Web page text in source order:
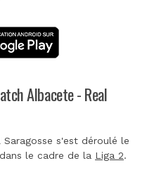
Albacete - Real
s'est déroulé le
le cadre de la Liga 2.